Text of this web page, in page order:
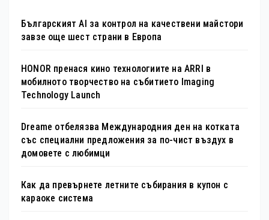
Българският AI за контрол на качествени майстори
завзе още шест страни в Европа
HONOR пренася кино технологиите на ARRI в
мобилното творчество на събитието Imaging
Technology Launch
Dreame отбелязва Международния ден на котката
със специални предложения за по-чист въздух в
домовете с любимци
Как да превърнете летните събирания в купон с
караоке система